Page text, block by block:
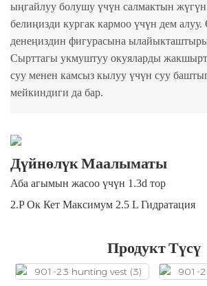
ыңгайлуу болушу үчүн салмактын жүгүн
белиңизди кургак кармоо үчүн дем алуу.
денеңиздин фигурасына
Сырттагы укмуштуу окуяларды
суу менен камсыз кылуу үчүн суу
мейкиндиги да бар.
Дүйнөлүк Маалыматы
Аба агымын жасоо үчүн 1.3d тор
2.PОк Кет Максимум 2.5 L Гидратация
Продукт Түсү